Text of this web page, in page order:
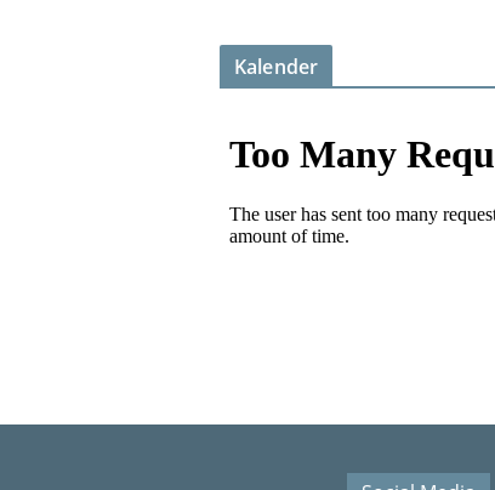
Kalender